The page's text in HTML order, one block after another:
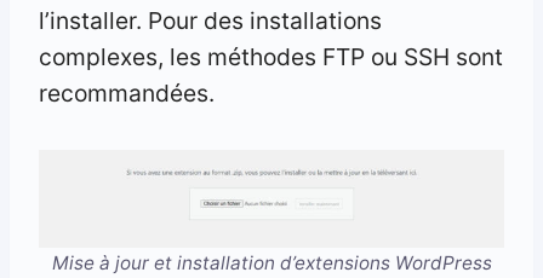
l’installer. Pour des installations
complexes, les méthodes FTP ou SSH sont
recommandées.
Mise à jour et installation d’extensions WordPress